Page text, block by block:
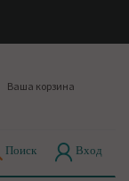
Ваша корзина
Поиск Вход